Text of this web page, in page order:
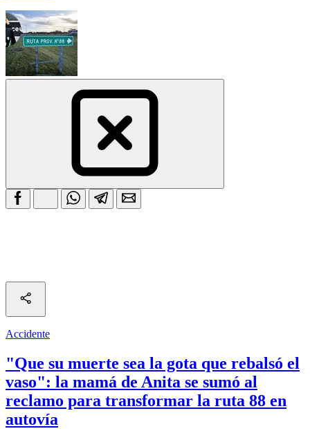
Accidente
"Que su muerte sea la gota que rebalsó el
vaso": la mamá de Anita se sumó al
reclamo para transformar la ruta 88 en
autovía